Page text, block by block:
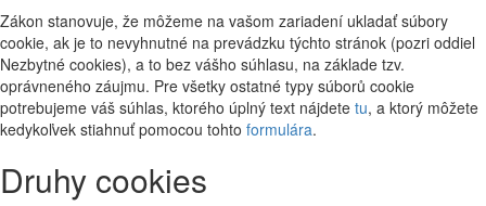
Zákon stanovuje, že môžeme na vašom zariadení ukladať súbory
cookie, ak je to nevyhnutné na prevádzku týchto stránok (pozri oddiel
Nezbytné cookies), a to bez vášho súhlasu, na základe tzv.
oprávneného záujmu. Pre všetky ostatné typy súborů cookie
potrebujeme váš súhlas, ktorého úplný text nájdete tu, a ktorý môžete
kedykoľvek stiahnuť pomocou tohto formulára.
Druhy cookies